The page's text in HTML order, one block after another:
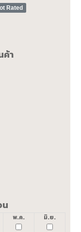
Rated
ค้า
น
พ.ค. มิ.ย.